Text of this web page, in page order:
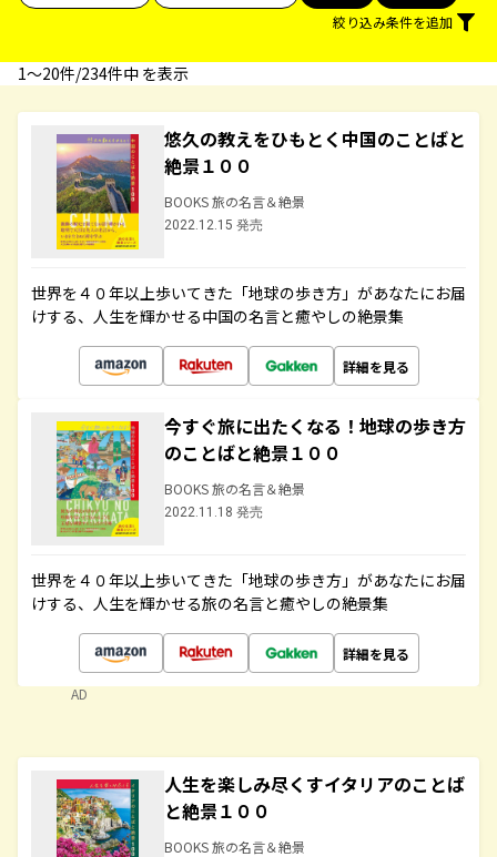
絞り込み条件を追加
1〜20件/234件中 を表示
悠久の教えをひもとく中国のことばと
絶景１００
BOOKS 旅の名言＆絶景
2022.12.15 発売
世界を４０年以上歩いてきた「地球の歩き方」があなたにお届
けする、人生を輝かせる中国の名言と癒やしの絶景集
詳細を見る
今すぐ旅に出たくなる！地球の歩き方
のことばと絶景１００
BOOKS 旅の名言＆絶景
2022.11.18 発売
世界を４０年以上歩いてきた「地球の歩き方」があなたにお届
けする、人生を輝かせる旅の名言と癒やしの絶景集
詳細を見る
AD
人生を楽しみ尽くすイタリアのことば
と絶景１００
BOOKS 旅の名言＆絶景